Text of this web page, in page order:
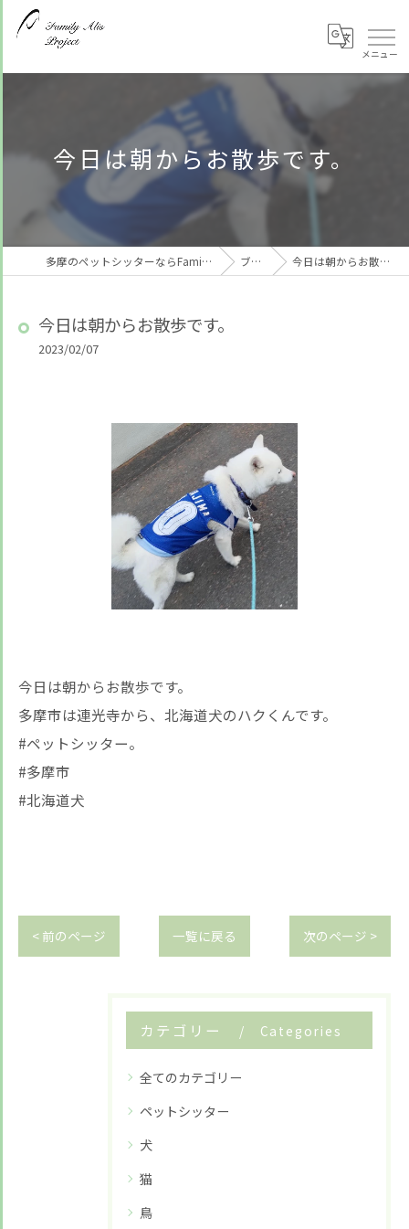
今日は朝からお散歩です。
多摩のペットシッターならFamily Alis Project ブログ 今日は朝からお散歩です。
今日は朝からお散歩です。
2023/02/07
今日は朝からお散歩です。
多摩市は連光寺から、北海道犬のハクくんです。
#ペットシッター。
#多摩市
#北海道犬
< 前のページ 一覧に戻る 次のページ >
カテゴリー Categories
全てのカテゴリー
ペットシッター
犬
猫
鳥